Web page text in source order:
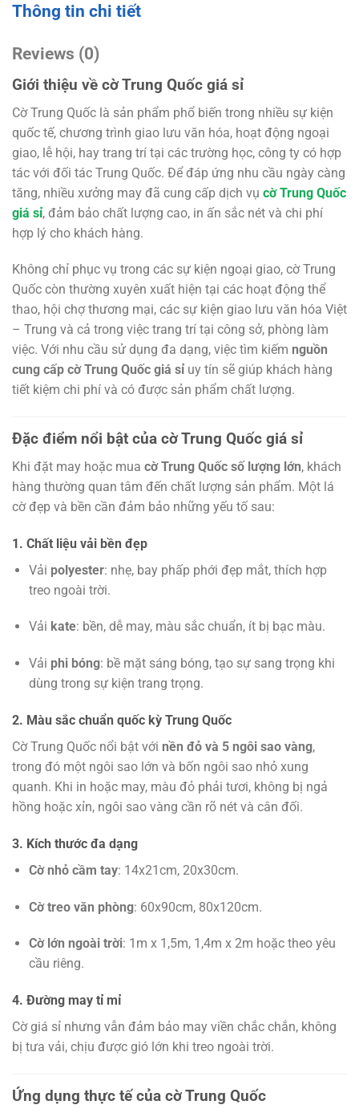
Thông tin chi tiết
Reviews (0)
Giới thiệu về cờ Trung Quốc giá sỉ
Cờ Trung Quốc là sản phẩm phổ biến trong nhiều sự kiện
quốc tế, chương trình giao lưu văn hóa, hoạt động ngoại
giao, lễ hội, hay trang trí tại các trường học, công ty có hợp
tác với đối tác Trung Quốc. Để đáp ứng nhu cầu ngày càng
tăng, nhiều xưởng may đã cung cấp dịch vụ cờ Trung Quốc
giá sỉ, đảm bảo chất lượng cao, in ấn sắc nét và chi phí
hợp lý cho khách hàng.
Không chỉ phục vụ trong các sự kiện ngoại giao, cờ Trung
Quốc còn thường xuyên xuất hiện tại các hoạt động thể
thao, hội chợ thương mại, các sự kiện giao lưu văn hóa Việt
– Trung và cả trong việc trang trí tại công sở, phòng làm
việc. Với nhu cầu sử dụng đa dạng, việc tìm kiếm nguồn
cung cấp cờ Trung Quốc giá sỉ uy tín sẽ giúp khách hàng
tiết kiệm chi phí và có được sản phẩm chất lượng.
Đặc điểm nổi bật của cờ Trung Quốc giá sỉ
Khi đặt may hoặc mua cờ Trung Quốc số lượng lớn, khách
hàng thường quan tâm đến chất lượng sản phẩm. Một lá
cờ đẹp và bền cần đảm bảo những yếu tố sau:
1. Chất liệu vải bền đẹp
Vải polyester: nhẹ, bay phấp phới đẹp mắt, thích hợp
treo ngoài trời.
Vải kate: bền, dễ may, màu sắc chuẩn, ít bị bạc màu.
Vải phi bóng: bề mặt sáng bóng, tạo sự sang trọng khi
dùng trong sự kiện trang trọng.
2. Màu sắc chuẩn quốc kỳ Trung Quốc
Cờ Trung Quốc nổi bật với nền đỏ và 5 ngôi sao vàng,
trong đó một ngôi sao lớn và bốn ngôi sao nhỏ xung
quanh. Khi in hoặc may, màu đỏ phải tươi, không bị ngả
hồng hoặc xỉn, ngôi sao vàng cần rõ nét và cân đối.
3. Kích thước đa dạng
Cờ nhỏ cầm tay: 14x21cm, 20x30cm.
Cờ treo văn phòng: 60x90cm, 80x120cm.
Cờ lớn ngoài trời: 1m x 1,5m, 1,4m x 2m hoặc theo yêu
cầu riêng.
4. Đường may tỉ mỉ
Cờ giá sỉ nhưng vẫn đảm bảo may viền chắc chắn, không
bị tưa vải, chịu được gió lớn khi treo ngoài trời.
Ứng dụng thực tế của cờ Trung Quốc